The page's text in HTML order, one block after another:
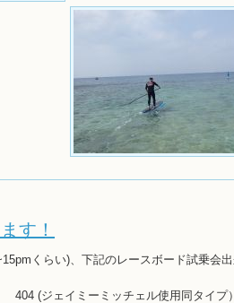
す！
くらい)、下記のレースボード試乗会
(ジェイミーミッチェル使用同タイプ